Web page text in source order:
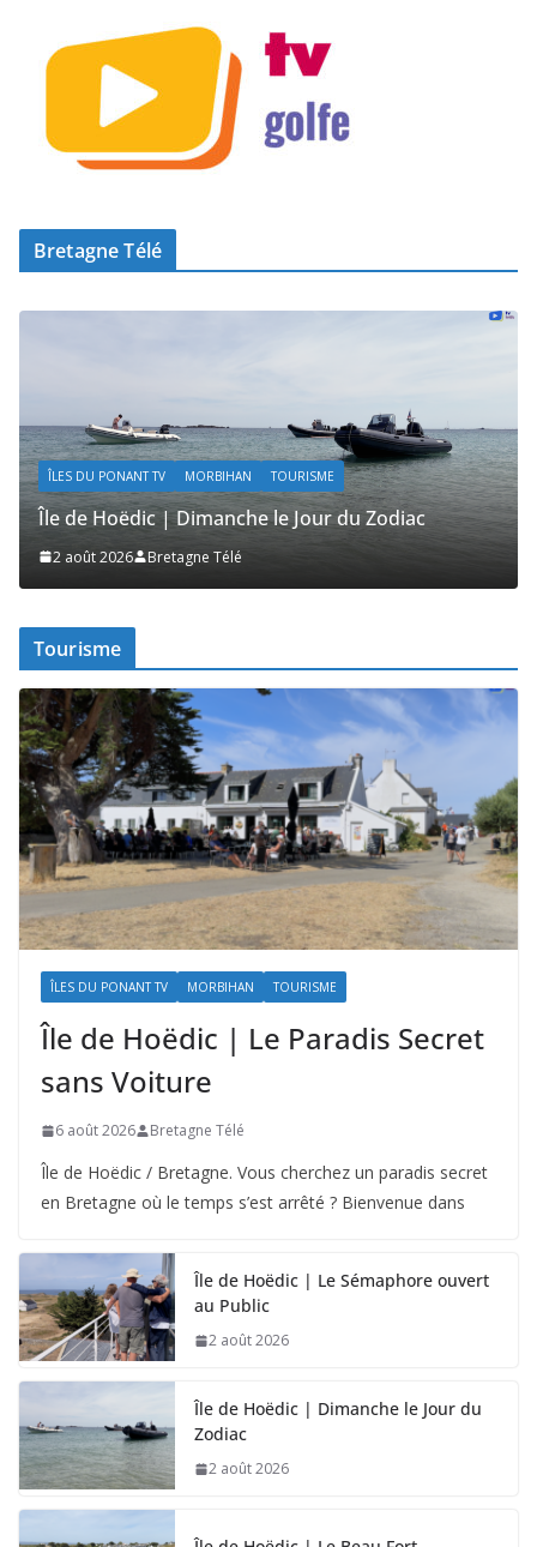
Bretagne Télé
du Zodiac
ÎLES DU PONANT TV MORBIHAN
Île de Hoëdic | Le Beau Fort
Tourisme
ÎLES DU PONANT TV MORBIHAN TOURISME
Île de Hoëdic | Le Paradis Secret
sans Voiture
6 août 2026 Bretagne Télé
Île de Hoëdic / Bretagne. Vous cherchez un paradis secret
en Bretagne où le temps s’est arrêté ? Bienvenue dans
Île de Hoëdic | Le Sémaphore ouvert
au Public
2 août 2026
Île de Hoëdic | Dimanche le Jour du
Zodiac
2 août 2026